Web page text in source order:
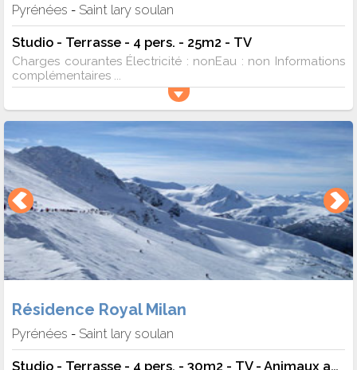
Pyrénées - Saint lary soulan
Studio - Terrasse - 4 pers. - 25m2 - TV
Charges courantes Électricité : nonEau : non Informations
complémentaires ...
Résidence Royal Milan
Pyrénées - Saint lary soulan
Studio - Terrasse - 4 pers. - 30m2 - TV - Animaux admis